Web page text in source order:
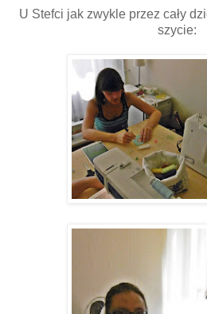
U Stefci jak zwykle przez cały
szycie: